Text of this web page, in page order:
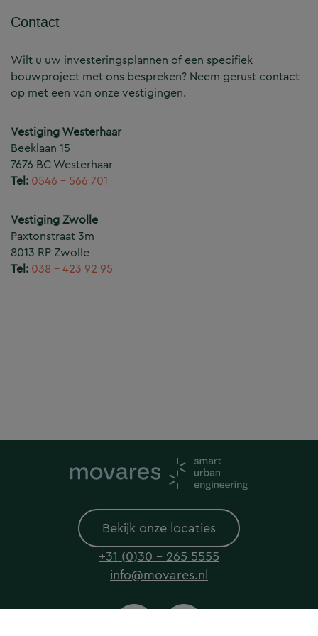
Contact
Wilt u uw investeringsplannen of een specifiek
bouwproject met ons bespreken? Neem gerust contact
op met een van onze vestigingen.
Vestiging Westerhaar
Beeklaan 15
7676 BC Westerhaar
Tel: 0546 – 566 701
Vestiging Zwolle
Paxtonstraat 3m
8013 RP Zwolle
Tel: 038 – 423 92 95
Bekijk onze locaties
+31 (0)30 - 265 5555
info@movares.nl